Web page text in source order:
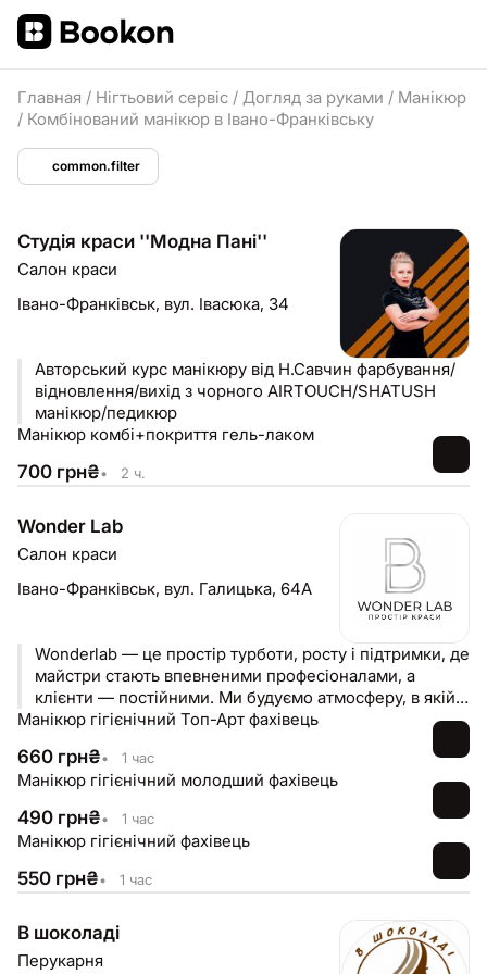
Главная / Нігтьовий сервіс / Догляд за руками / Манікюр
/ Комбінований манікюр в Івано-Франківську
common.filter
Студія краси ''Модна Пані''
Салон краси
Івано-Франківськ, вул. Івасюка, 34
Авторський курс манікюру від Н.Савчин фарбування/
відновлення/вихід з чорного AIRTOUCH/SHATUSH
манікюр/педикюр
Манікюр комбі+покриття гель-лаком
700 грн₴• 2 ч.
Wonder Lab
Салон краси
Івано-Франківськ, вул. Галицька, 64А
Wonderlab — це простір турботи, росту і підтримки, де
майстри стають впевненими професіоналами, а
клієнти — постійними. Ми будуємо атмосферу, в якій
комфорт і якість однаково важливі. Тут ростуть
Манікюр гігієнічний Топ-Арт фахівець
660 грн₴• 1 час
Манікюр гігієнічний молодший фахівець
490 грн₴• 1 час
Манікюр гігієнічний фахівець
550 грн₴• 1 час
В шоколаді
Перукарня